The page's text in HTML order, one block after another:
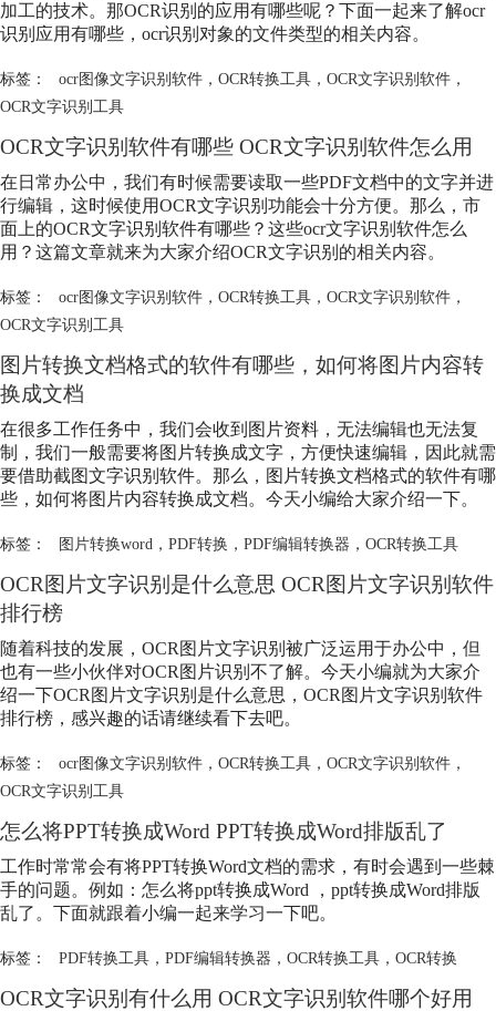
加工的技术。那OCR识别的应用有哪些呢？下面一起来了解ocr
识别应用有哪些，ocr识别对象的文件类型的相关内容。
标签： ocr图像文字识别软件， OCR转换工具， OCR文字识别软件，
OCR文字识别工具
OCR文字识别软件有哪些 OCR文字识别软件怎么用
在日常办公中，我们有时候需要读取一些PDF文档中的文字并进
行编辑，这时候使用OCR文字识别功能会十分方便。那么，市
面上的OCR文字识别软件有哪些？这些ocr文字识别软件怎么
用？这篇文章就来为大家介绍OCR文字识别的相关内容。
标签： ocr图像文字识别软件， OCR转换工具， OCR文字识别软件，
OCR文字识别工具
图片转换文档格式的软件有哪些，如何将图片内容转
换成文档
在很多工作任务中，我们会收到图片资料，无法编辑也无法复
制，我们一般需要将图片转换成文字，方便快速编辑，因此就需
要借助截图文字识别软件。那么，图片转换文档格式的软件有哪
些，如何将图片内容转换成文档。今天小编给大家介绍一下。
标签： 图片转换word ， PDF转换 ， PDF编辑转换器 ， OCR转换工具
OCR图片文字识别是什么意思 OCR图片文字识别软件
排行榜
随着科技的发展，OCR图片文字识别被广泛运用于办公中，但
也有一些小伙伴对OCR图片识别不了解。今天小编就为大家介
绍一下OCR图片文字识别是什么意思，OCR图片文字识别软件
排行榜，感兴趣的话请继续看下去吧。
标签： ocr图像文字识别软件， OCR转换工具， OCR文字识别软件，
OCR文字识别工具
怎么将PPT转换成Word PPT转换成Word排版乱了
工作时常常会有将PPT转换Word文档的需求，有时会遇到一些棘
手的问题。例如：怎么将ppt转换成Word ，ppt转换成Word排版
乱了。下面就跟着小编一起来学习一下吧。
标签： PDF转换工具， PDF编辑转换器 ， OCR转换工具， OCR转换
OCR文字识别有什么用 OCR文字识别软件哪个好用